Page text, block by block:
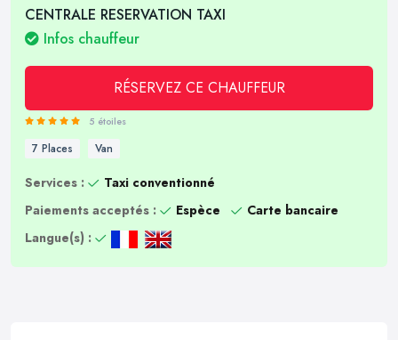
CENTRALE RESERVATION TAXI
Infos chauffeur
RÉSERVEZ CE CHAUFFEUR
5 étoiles
7 Places Van
Services :
Taxi conventionné
Paiements acceptés :
Espèce
Carte bancaire
Langue(s) :